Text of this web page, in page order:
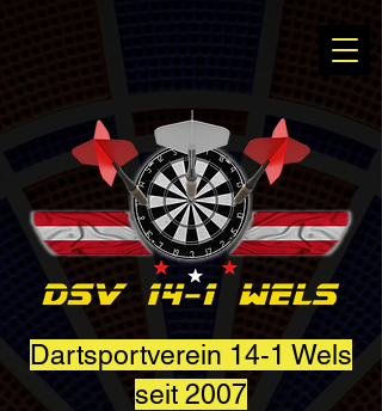
Dartsportverein 14-1 Wels
seit 2007